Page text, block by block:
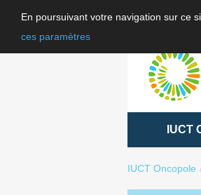
En poursuivant votre navigation sur ce
ces paramètres
IUCT
IUCT Oncopole